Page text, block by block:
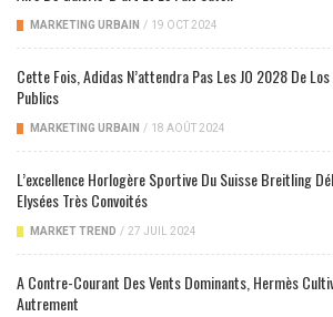
MARKETING URBAIN / 19 OCT 2024
Cette Fois, Adidas N’attendra Pas Les JO 2028 De
Publics
MARKETING URBAIN / 18 AOÛT 2024
L’excellence Horlogère Sportive Du Suisse Breitling
Elysées Très Convoités
MARKET TREND / 27 JUIL 2024
A Contre-Courant Des Vents Dominants, Hermès
Autrement